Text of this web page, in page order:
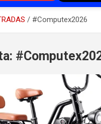
#Computex2026